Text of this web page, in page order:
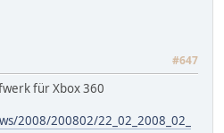
#647
für Xbox 360
2008/200802/22_02_2008_02_